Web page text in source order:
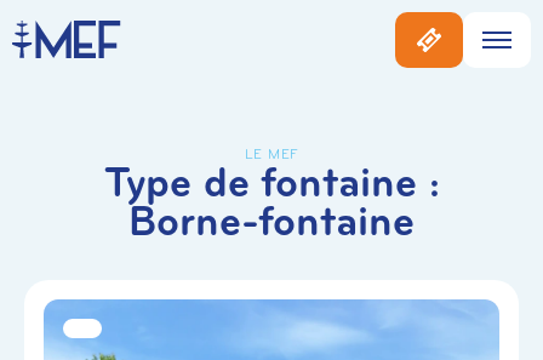
LE MEF
Type de fontaine :
Borne-fontaine